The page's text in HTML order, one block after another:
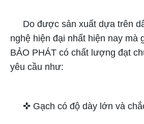
Do được sản xuất dựa trên
nghệ hiện đại nhất hiện nay mà
BẢO PHÁT có chất lượng đạt
yêu cầu như:
✜ Gạch có độ dày lớn và